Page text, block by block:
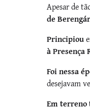
Apesar de
de
Principiou
à Presença
Foi nessa
desejavam
Em terreno